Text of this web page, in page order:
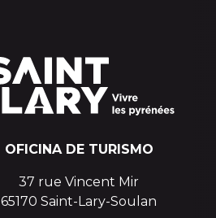
OFICINA DE TURISMO
37 rue Vincent Mir
65170 Saint-Lary-Soulan